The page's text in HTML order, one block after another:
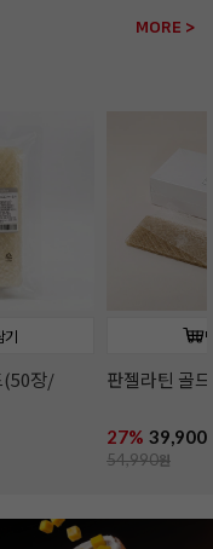
MORE >
기
스
넛
[주문배송]커
2% 44,900원
46,000원